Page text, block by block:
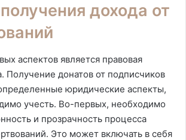
дохода от
аспектов является правовая
Получение донатов от подписчиков
юридические аспекты,
учесть. Во-первых, необходимо
и прозрачность процесса
Это может включать в себя